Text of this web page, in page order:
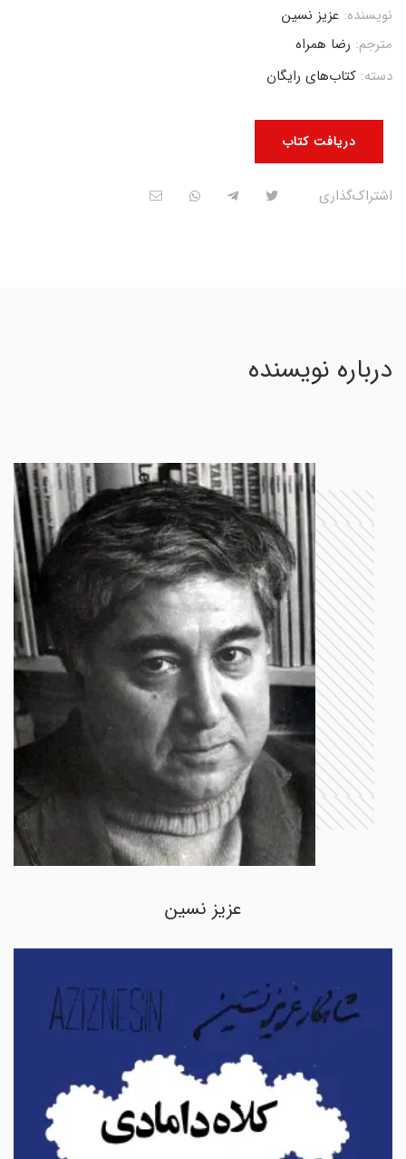
دریافت کتاب
نویسنده: عزیز نسین
مترجم: رضا همراه
دسته: کتاب‌های رایگان
اشتراک‌گذاری
درباره نویسنده
عزیز نسین